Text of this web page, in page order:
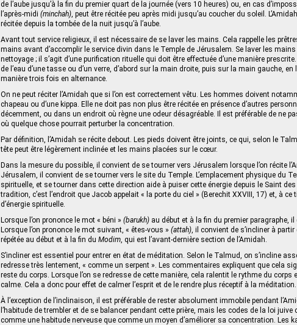
de l’aube jusqu’à la fin du premier quart de la journée (vers 10 heures) ou, en cas
l’après-midi (minchah), peut être récitée peu après midi jusqu’au coucher du soleil.
récitée depuis la tombée de la nuit jusqu’à l’aube.
Avant tout service religieux, il est nécessaire de se laver les mains. Cela rappelle les
mains avant d’accomplir le service divin dans le Temple de Jérusalem. Se laver les
nettoyage ; il s’agit d’une purification rituelle qui doit être effectuée d’une manière
de l’eau d’une tasse ou d’un verre, d’abord sur la main droite, puis sur la main gauche,
manière trois fois en alternance.
On ne peut réciter l’Amidah que si l’on est correctement vêtu. Les hommes doivent
chapeau ou d’une kippa. Elle ne doit pas non plus être récitée en présence d’autres
décemment, ou dans un endroit où règne une odeur désagréable. Il est préférable de ne
où quelque chose pourrait perturber la concentration.
Par définition, l’Amidah se récite debout. Les pieds doivent être joints, ce qui, selon le
tête peut être légèrement inclinée et les mains placées sur le cœur.
Dans la mesure du possible, il convient de se tourner vers Jérusalem lorsque l’on récite
Jérusalem, il convient de se tourner vers le site du Temple. L’emplacement physique du
spirituelle, et se tourner dans cette direction aide à puiser cette énergie depuis le Saint
tradition, c’est l’endroit que Jacob appelait « la porte du ciel » (Berechit XXVIII, 17) et, à ce
d’énergie spirituelle.
Lorsque l’on prononce le mot « béni » (barukh) au début et à la fin du premier paragraphe,
Lorsque l’on prononce le mot suivant, « êtes-vous » (attah), il convient de s’incliner à
répétée au début et à la fin du Modim, qui est l’avant-dernière section de l’Amidah.
S’incliner est essentiel pour entrer en état de méditation. Selon le Talmud, on s’incline
redresse très lentement, « comme un serpent ». Les commentaires expliquent que cela
reste du corps. Lorsque l’on se redresse de cette manière, cela ralentit le rythme du corps
calme. Cela a donc pour effet de calmer l’esprit et de le rendre plus réceptif à la méditation.
À l’exception de l’inclinaison, il est préférable de rester absolument immobile pendant
l’habitude de trembler et de se balancer pendant cette prière, mais les codes de la loi
comme une habitude nerveuse que comme un moyen d’améliorer sa concentration. Les